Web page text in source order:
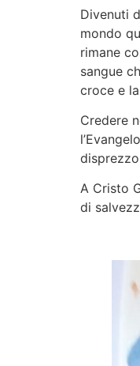
Divenuti
mondo
rimane
sangue
croce e
Credere
A Cristo
di